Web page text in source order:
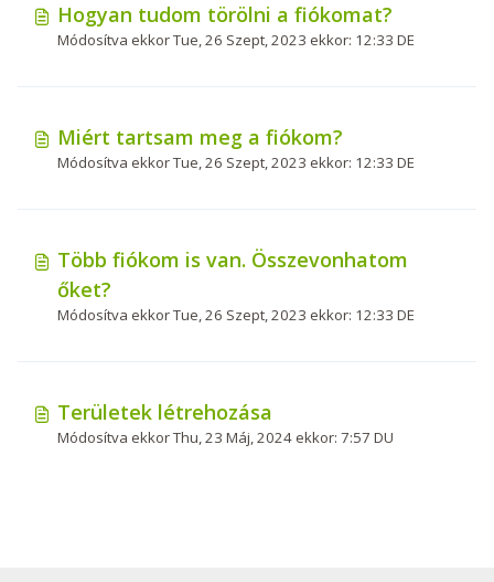
Hogyan tudom törölni a fiókomat?
Módosítva ekkor Tue, 26 Szept, 2023 ekkor: 12:33 DE
Miért tartsam meg a fiókom?
Módosítva ekkor Tue, 26 Szept, 2023 ekkor: 12:33 DE
Több fiókom is van. Összevonhatom
őket?
Módosítva ekkor Tue, 26 Szept, 2023 ekkor: 12:33 DE
Területek létrehozása
Módosítva ekkor Thu, 23 Máj, 2024 ekkor: 7:57 DU